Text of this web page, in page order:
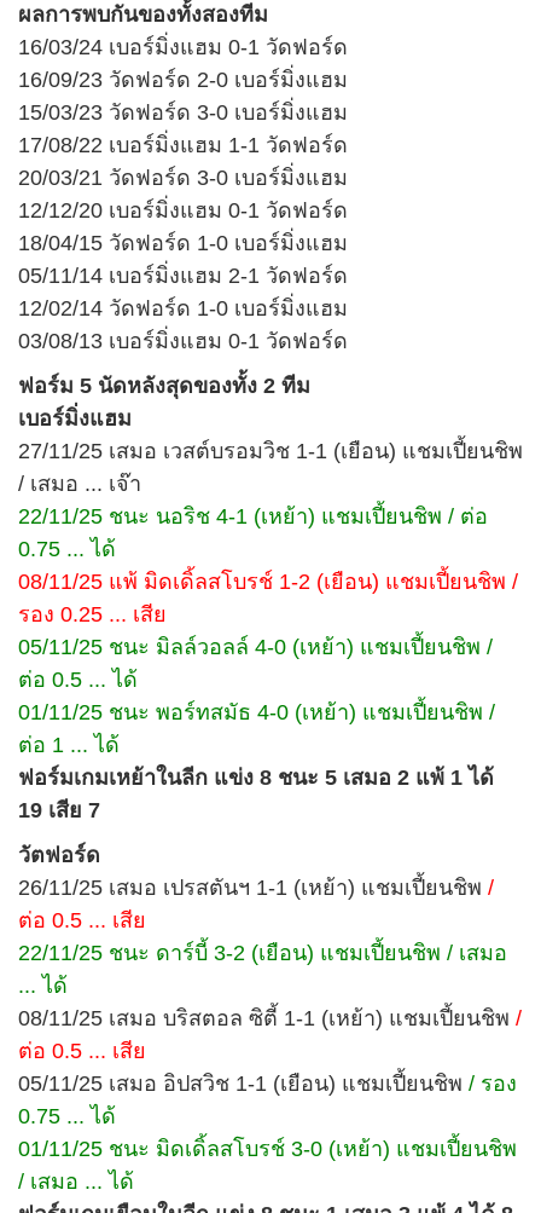
ผลการพบกันของทั้งสองทีม
16/03/24 เบอร์มิ่งแฮม 0-1 วัดฟอร์ด
16/09/23 วัดฟอร์ด 2-0 เบอร์มิ่งแฮม
15/03/23 วัดฟอร์ด 3-0 เบอร์มิ่งแฮม
17/08/22 เบอร์มิ่งแฮม 1-1 วัดฟอร์ด
20/03/21 วัดฟอร์ด 3-0 เบอร์มิ่งแฮม
12/12/20 เบอร์มิ่งแฮม 0-1 วัดฟอร์ด
18/04/15 วัดฟอร์ด 1-0 เบอร์มิ่งแฮม
05/11/14 เบอร์มิ่งแฮม 2-1 วัดฟอร์ด
12/02/14 วัดฟอร์ด 1-0 เบอร์มิ่งแฮม
03/08/13 เบอร์มิ่งแฮม 0-1 วัดฟอร์ด
ฟอร์ม 5 นัดหลังสุดของทั้ง 2 ทีม
เบอร์มิ่งแฮม
27/11/25 เสมอ เวสต์บรอมวิช 1-1 (เยือน) แชมเปี้ยนชิพ
/ เสมอ ... เจ๊า
22/11/25 ชนะ นอริช 4-1 (เหย้า) แชมเปี้ยนชิพ / ต่อ
0.75 ... ได้
08/11/25 แพ้ มิดเดิ้ลสโบรช์ 1-2 (เยือน) แชมเปี้ยนชิพ /
รอง 0.25 ... เสีย
05/11/25 ชนะ มิลล์วอลล์ 4-0 (เหย้า) แชมเปี้ยนชิพ /
ต่อ 0.5 ... ได้
01/11/25 ชนะ พอร์ทสมัธ 4-0 (เหย้า) แชมเปี้ยนชิพ /
ต่อ 1 ... ได้
ฟอร์มเกมเหย้าในลีก แข่ง 8 ชนะ 5 เสมอ 2 แพ้ 1 ได้
19 เสีย 7
วัตฟอร์ด
26/11/25 เสมอ เปรสตันฯ 1-1 (เหย้า) แชมเปี้ยนชิพ /
ต่อ 0.5 ... เสีย
22/11/25 ชนะ ดาร์บี้ 3-2 (เยือน) แชมเปี้ยนชิพ / เสมอ
... ได้
08/11/25 เสมอ บริสตอล ซิตี้ 1-1 (เหย้า) แชมเปี้ยนชิพ /
ต่อ 0.5 ... เสีย
05/11/25 เสมอ อิปสวิช 1-1 (เยือน) แชมเปี้ยนชิพ / รอง
0.75 ... ได้
01/11/25 ชนะ มิดเดิ้ลสโบรช์ 3-0 (เหย้า) แชมเปี้ยนชิพ
/ เสมอ ... ได้